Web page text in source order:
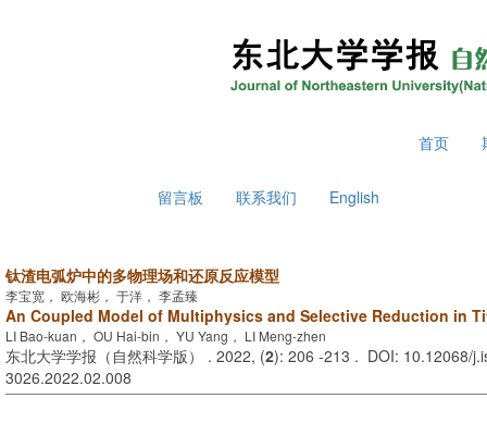
首页
留言板 联系我们 English
钛渣电弧炉中的多物理场和还原反应模型
李宝宽， 欧海彬， 于洋， 李孟臻
An Coupled Model of Multiphysics and Selective Reduction in
LI Bao-kuan， OU Hai-bin， YU Yang， LI Meng-zhen
东北大学学报（自然科学版） . 2022, (2): 206 -213 . DOI: 10.12068/
3026.2022.02.008